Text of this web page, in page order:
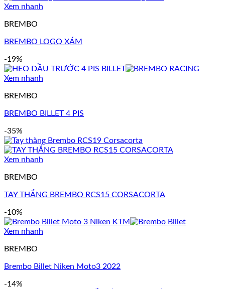
Xem nhanh
BREMBO
BREMBO LOGO XÁM
-19%
Xem nhanh
BREMBO
BREMBO BILLET 4 PIS
-35%
Xem nhanh
BREMBO
TAY THẮNG BREMBO RCS15 CORSACORTA
-10%
Xem nhanh
BREMBO
Brembo Billet Niken Moto3 2022
-14%